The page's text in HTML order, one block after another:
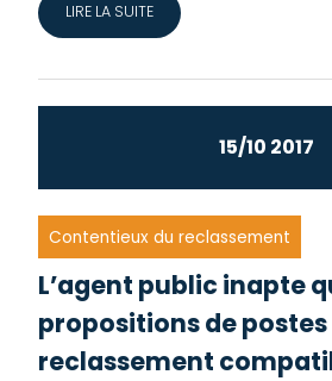
LIRE LA SUITE
15/10 2017
Contentieux du reclassement
L’agent public inapte
propositions de postes
reclassement